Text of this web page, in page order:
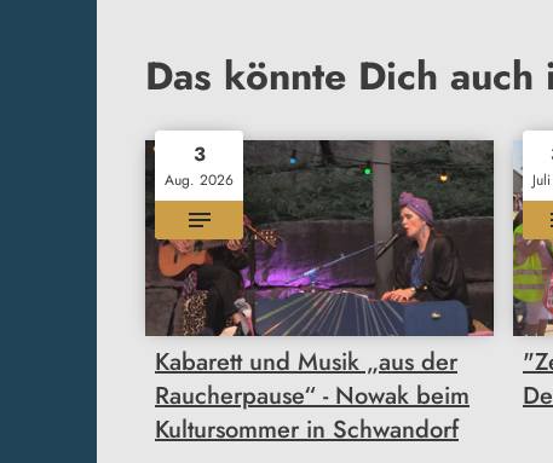
Das könnte Dich
3
Aug. 2026
Kabarett und Musik „aus der
Raucherpause“ - Nowak beim
Kultursommer in Schwandorf